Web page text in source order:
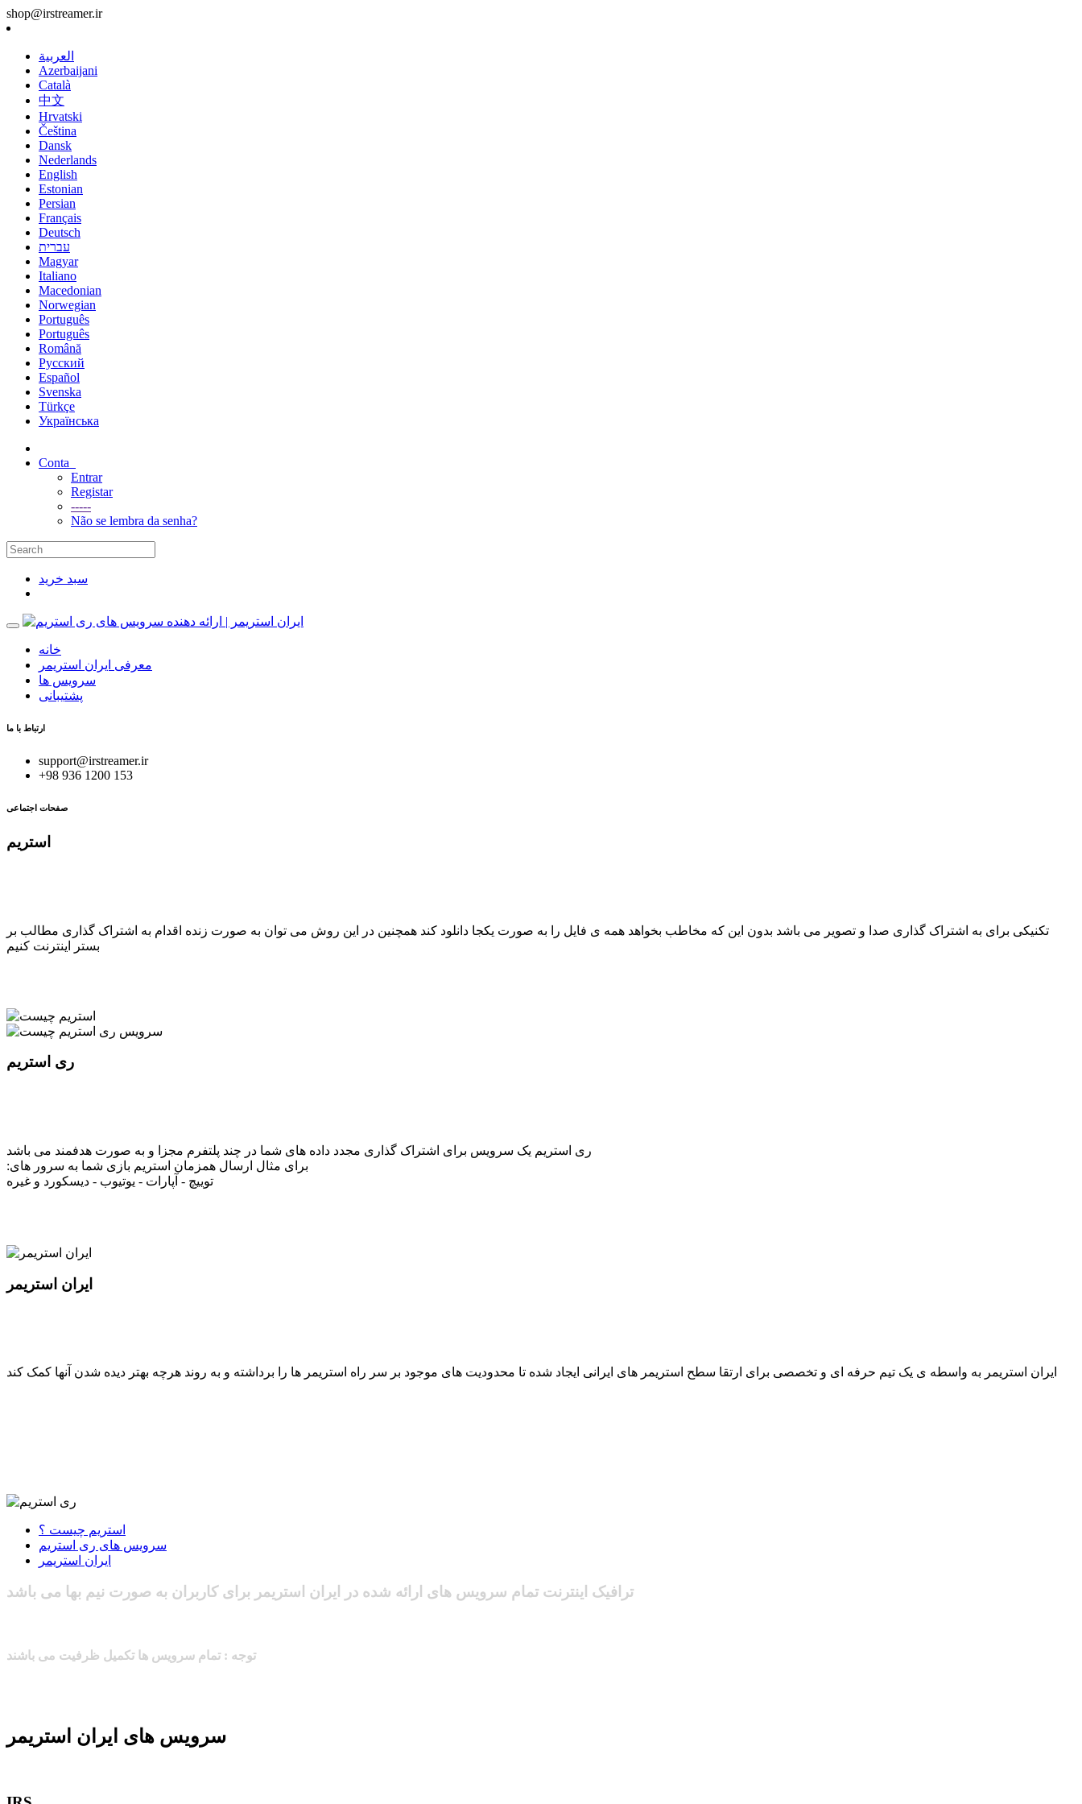
shop@irstreamer.ir
العربية
Azerbaijani
Català
中文
Hrvatski
Čeština
Dansk
Nederlands
English
Estonian
Persian
Français
Deutsch
עברית
Magyar
Italiano
Macedonian
Norwegian
Português
Português
Română
Русский
Español
Svenska
Türkçe
Українська
Conta
Entrar
Registar
-----
Não se lembra da senha?
سبد خرید
خانه
معرفی ایران استریمر
سرویس ها
پشتیبانی
ارتباط با ما
support@irstreamer.ir
+98 936 1200 153
صفحات اجتماعی
استریم
تکنیکی برای به اشتراک گذاری صدا و تصویر می باشد بدون این که مخاطب بخواهد همه ی فایل را به صورت یکجا دانلود کند همچنین در این روش می توان به صورت زنده اقدام به اشتراک گذاری مطالب بر
بستر اینترنت کنیم
ری استریم
ری استریم یک سرویس برای اشتراک گذاری مجدد داده های شما در چند پلتفرم مجزا و به صورت هدفمند می باشد
:برای مثال ارسال همزمان استریم بازی شما به سرور های
توییچ - آپارات - یوتیوب - دیسکورد و غیره
ایران استریمر
ایران استریمر به واسطه ی یک تیم حرفه ای و تخصصی برای ارتقا سطح استریمر های ایرانی ایجاد شده تا محدودیت های موجود بر سر راه استریمر ها را برداشته و به روند هرچه بهتر دیده شدن آنها کمک کند
استریم چیست ؟
سرویس های ری استریم
ایران استریمر
ترافیک اینترنت تمام سرویس های ارائه شده در ایران استریمر برای کاربران به صورت نیم بها می باشد
توجه : تمام سرویس ها تکمیل ظرفیت می باشند
سرویس های ایران استریمر